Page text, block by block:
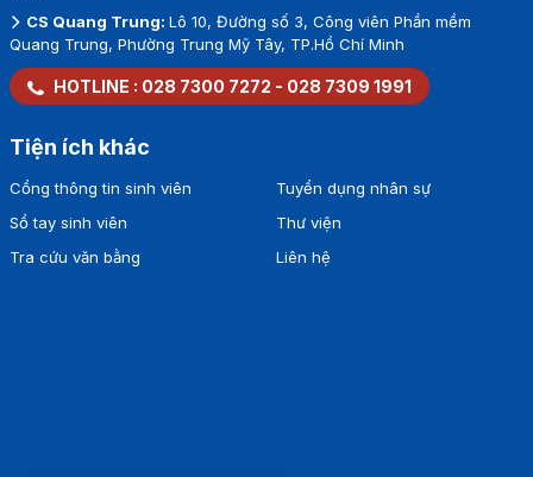
CS Quang Trung: Lô 10, Đường số 3, Công viên Phần mềm
Quang Trung, Phường Trung Mỹ Tây, TP.Hồ Chí Minh
HOTLINE : 028 7300 7272 - 028 7309 1991
Tiện ích khác
Cổng thông tin sinh viên
Sổ tay sinh viên
Tra cứu văn bằng
Tuyển dụng nhân sự
Thư viện
Liên hệ